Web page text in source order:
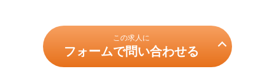
この求人に
フォームで問い合わせる